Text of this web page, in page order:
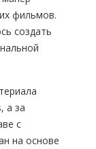
фильмов.
создать
а за
с
на основе